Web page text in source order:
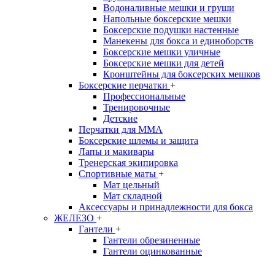
Водоналивные мешки и груши
Напольные боксерские мешки
Боксерские подушки настенные
Манекены для бокса и единоборств
Боксерские мешки уличные
Боксерские мешки для детей
Кронштейны для боксерских мешков
Боксерские перчатки +
Профессиональные
Тренировочные
Детские
Перчатки для MMA
Боксерские шлемы и защита
Лапы и макивары
Тренерская экипировка
Спортивные маты +
Мат цельный
Мат складной
Аксессуары и принадлежности для бокса
ЖЕЛЕЗО +
Гантели +
Гантели обрезиненные
Гантели оцинкованные